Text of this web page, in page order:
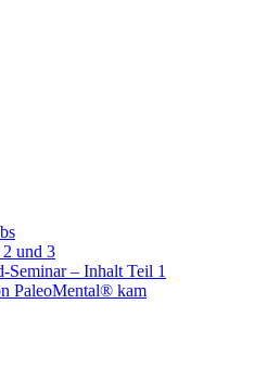
und 3
Seminar – Inhalt Teil 1
PaleoMental® kam